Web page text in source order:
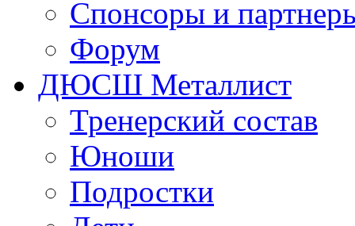
Спонсоры и
Форум
ДЮСШ Металлист
Тренерский состав
Юноши
Подростки